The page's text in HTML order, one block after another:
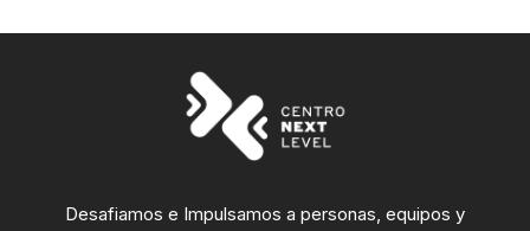
Desafiamos e Impulsamos a personas, equipos y